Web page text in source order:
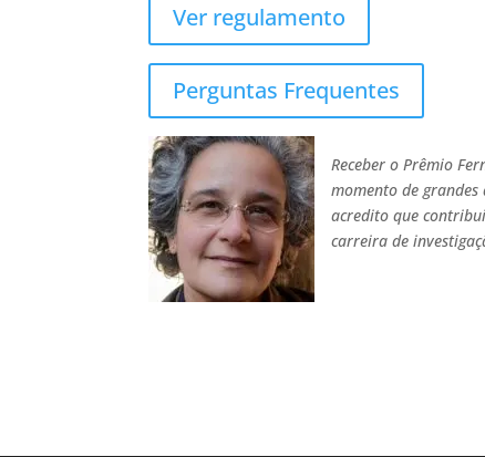
Ver regulamento
Perguntas Frequentes
Receber o Prêmio
momento de
acredito que
carreira de